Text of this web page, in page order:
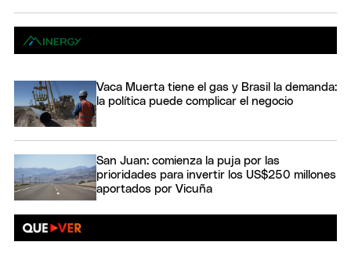
Vaca Muerta tiene el gas y Brasil la demanda:
la política puede complicar el negocio
San Juan: comienza la puja por las
prioridades para invertir los US$250 millones
aportados por Vicuña